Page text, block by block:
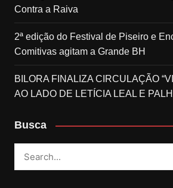
Contra a Raiva
2ª edição do Festival de Piseiro e
Comitivas agitam a Grande BH
BILORA FINALIZA CIRCULAÇÃO
AO LADO DE LETÍCIA LEAL E
Busca